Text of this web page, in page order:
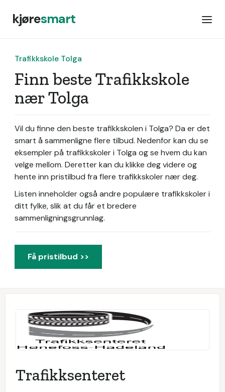
kjøresmart
Trafikkskole Tolga
Finn beste Trafikkskole
nær Tolga
Vil du finne den beste trafikkskolen i Tolga? Da er det
smart å sammenligne flere tilbud. Nedenfor kan du se
eksempler på trafikkskoler i Tolga og se hvem du kan
velge mellom. Deretter kan du klikke deg videre og
hente inn pristilbud fra flere trafikkskoler nær deg.
Listen inneholder også andre populære trafikkskoler i
ditt fylke, slik at du får et bredere
sammenligningsgrunnlag.
Få pristilbud >>
Trafikksenteret